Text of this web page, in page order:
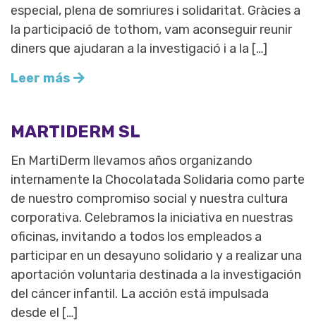
especial, plena de somriures i solidaritat. Gràcies a
la participació de tothom, vam aconseguir reunir
diners que ajudaran a la investigació i a la […]
Leer más
MARTIDERM SL
En MartiDerm llevamos años organizando
internamente la Chocolatada Solidaria como parte
de nuestro compromiso social y nuestra cultura
corporativa. Celebramos la iniciativa en nuestras
oficinas, invitando a todos los empleados a
participar en un desayuno solidario y a realizar una
aportación voluntaria destinada a la investigación
del cáncer infantil. La acción está impulsada
desde el […]